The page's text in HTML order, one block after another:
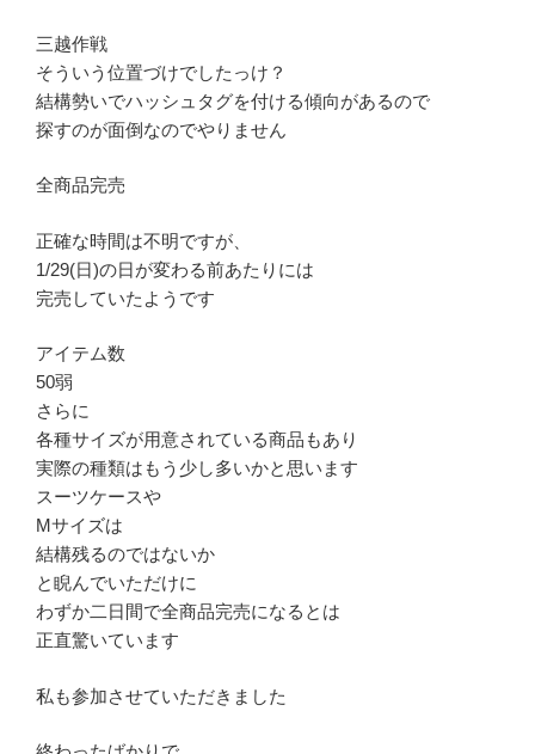
三越作戦
そういう位置づけでしたっけ？
結構勢いでハッシュタグを付ける傾向があるので
探すのが面倒なのでやりません
全商品完売
正確な時間は不明ですが、
1/29(日)の日が変わる前あたりには
完売していたようです
アイテム数
50弱
さらに
各種サイズが用意されている商品もあり
実際の種類はもう少し多いかと思います
スーツケースや
Mサイズは
結構残るのではないか
と睨んでいただけに
わずか二日間で全商品完売になるとは
正直驚いています
私も参加させていただきました